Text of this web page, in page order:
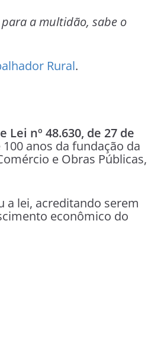
a multidão, sabe o
Rural.
Lei nº 48.630, de 27 de
anos da fundação da
e Obras Públicas,
a lei, acreditando serem
econômico do